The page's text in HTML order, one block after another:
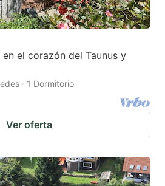
el corazón del Taunus y
· 1 Dormitorio
Ver oferta